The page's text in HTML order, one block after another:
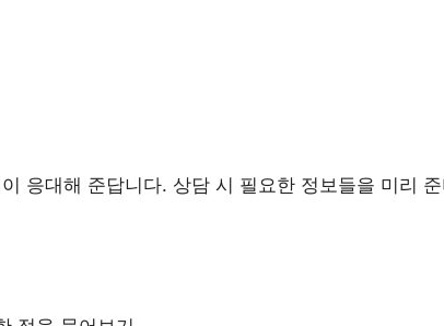
응대해 준답니다. 상담 시 필요한 정보들을 미리 준